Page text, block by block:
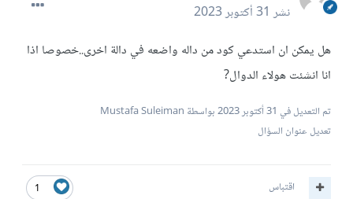
نشر31 أكتوبر 2023
هل يمكن ان استدعي كود من داله واضعه في دالة اخرى..خصوصا اذا
انا انشئت هولاء الدوال?
تم التعديل في 31 أكتوبر 2023
بواسطة Mustafa Suleiman
تعديل عنوان السؤال
1 اقتباس